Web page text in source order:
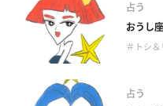
占う
おうし
＃トシ
占う